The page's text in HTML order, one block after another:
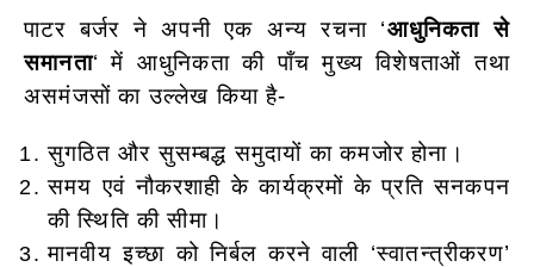
पाटर बर्जर ने अपनी एक अन्य रचना ‘आधुनिकता से
समानता‘ में आधुनिकता की पाँच मुख्य विशेषताओं तथा
असमंजसों का उल्लेख किया है-
सुगठित और सुसम्बद्ध समुदायों का कमजोर होना।
समय एवं नौकरशाही के कार्यक्रमों के प्रति सनकपन
की स्थिति की सीमा।
मानवीय इच्छा को निर्बल करने वाली ‘स्वातन्त्रीकरण’